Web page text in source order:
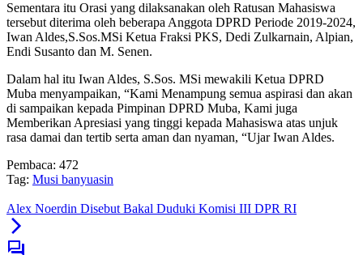
Sementara itu Orasi yang dilaksanakan oleh Ratusan Mahasiswa
tersebut diterima oleh beberapa Anggota DPRD Periode 2019-2024,
Iwan Aldes,S.Sos.MSi Ketua Fraksi PKS, Dedi Zulkarnain, Alpian,
Endi Susanto dan M. Senen.
Dalam hal itu Iwan Aldes, S.Sos. MSi mewakili Ketua DPRD
Muba menyampaikan, “Kami Menampung semua aspirasi dan akan
di sampaikan kepada Pimpinan DPRD Muba, Kami juga
Memberikan Apresiasi yang tinggi kepada Mahasiswa atas unjuk
rasa damai dan tertib serta aman dan nyaman, “Ujar Iwan Aldes.
Pembaca: 472
Tag: Musi banyuasin
Alex Noerdin Disebut Bakal Duduki Komisi III DPR RI